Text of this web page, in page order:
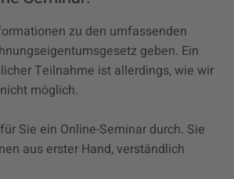
zu den umfassenden
geben. Ein
Teilnahme ist allerdings, wie wir
möglich.
Sie ein Online-Seminar durch. Sie
aus erster Hand, verständlich